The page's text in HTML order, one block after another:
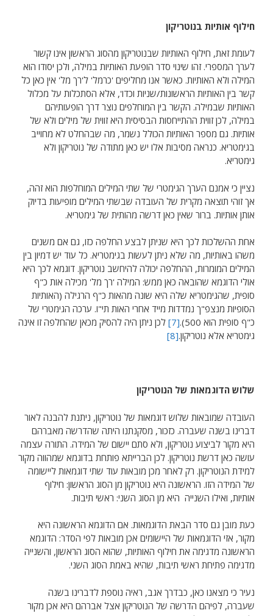
חילוף אותיות בנוטריקון
לעומת זאת, חילוף האותיות שבנוטריקון מהסוג הראשון אינו קשור
לערך המספרי. זהו שינוי סדר הופעת האותיות במילה, ולכן יסודו הוא
המילה ולא האותיות. כאשר אנו מחליפים 'כרמל' ל'רך מל' אין כאן כל
קשר בין האותיות הראשונות/שניות וכדו', אלא הסתכלות על מכלול
האותיות שבמילה. הקשר בין המוחלפים נוצר דרך הופעותיהם
במילה, לכן זווית ההתייחסות הבסיסית היא זווית של מילים ולא של
אותיות. גם מספר האותיות הכולל נשמר, מה שבהחלט לא מחוייב
בגימטריא. כנראה מסיבות אלו יש כאן מתודה של נוטריקון ולא
גימטריא.
נציין כי אמנם הערך הגימטרי של שתי המילים המוחלפות הוא זהה,
אך זוהי תוצאה מקרית של העובדה שבשתי המילים מופיעות בדיוק
אותן אותיות. ברור שאין כאן דרשה מהותית של גימטריא.
אחת ההשלכות לכך היא שניתן לבצע החלפה כזו, גם אם משנים
משהו באותיות, מה שלא ניתן לעשות בגימטריא. כל עוד יש דמיון בין
המילים המומרות, ההחלפה יכולה להיחשב נוטריקון. דוגמא לכך היא
אולי הדוגמא שהובאה כאן ממש: המילה 'רך מל' מכילה אות כ"ף
סופית, שהגימטריא שלה היא שונה מהאות כ"ף הרגילה (האותיות
הסופיות מנצפ"ך נמדדות מייד אחרי האות תי"ו. ערכה הגימטרי של
כ"ף סופית הוא 500).
[7]
לכן ניתן היה להסיק מכאן שהחלפה זו אינה
גימטריא אלא נוטריקון.[8]
שלוש הדוגמאות של הנוטריקון
העובדה שמובאות שלוש דוגמאות של נוטריקון, ניתנת להבנה לאור
דברינו בשנה שעברה. כזכור, מסקנתנו היתה שהדרשה מאברהם
היא מקור לביצוע נוטריקון, ולא סתם יישום של המידה. התורה עצמה
עושה כאן דרשת נוטריקון. לכן הברייתא פותחת בדוגמא שמהווה מקור
למידת הנוטריקון. רק לאחר מכן מובאות עוד שתי דוגמאות ליישומה
של המידה הזו. הראשונה היא נוטריקון מן הסוג הראשון: חילוף
אותיות, ואילו השנייה היא מן הסוג השני: ראשי תיבות.
כעת מובן גם סדר הבאת הדוגמאות. אם הדוגמא הראשונה היא
מקור, אזי הדוגמאות של היישומים אכן מובאות לפי הסדר: הדוגמא
הראשונה מדגימה את חילוף האותיות, שהוא הסוג הראשון, והשנייה
מדגימה פתיחת ראשי תיבות, שהיא באמת הסוג השני.
נעיר כי מצאנו כאן, כבדרך אגב, ראיה נוספת לדברינו בשנה
שעברה, לפיהם הדרשה של הנוטריקון אצל אברהם היא אכן מקור